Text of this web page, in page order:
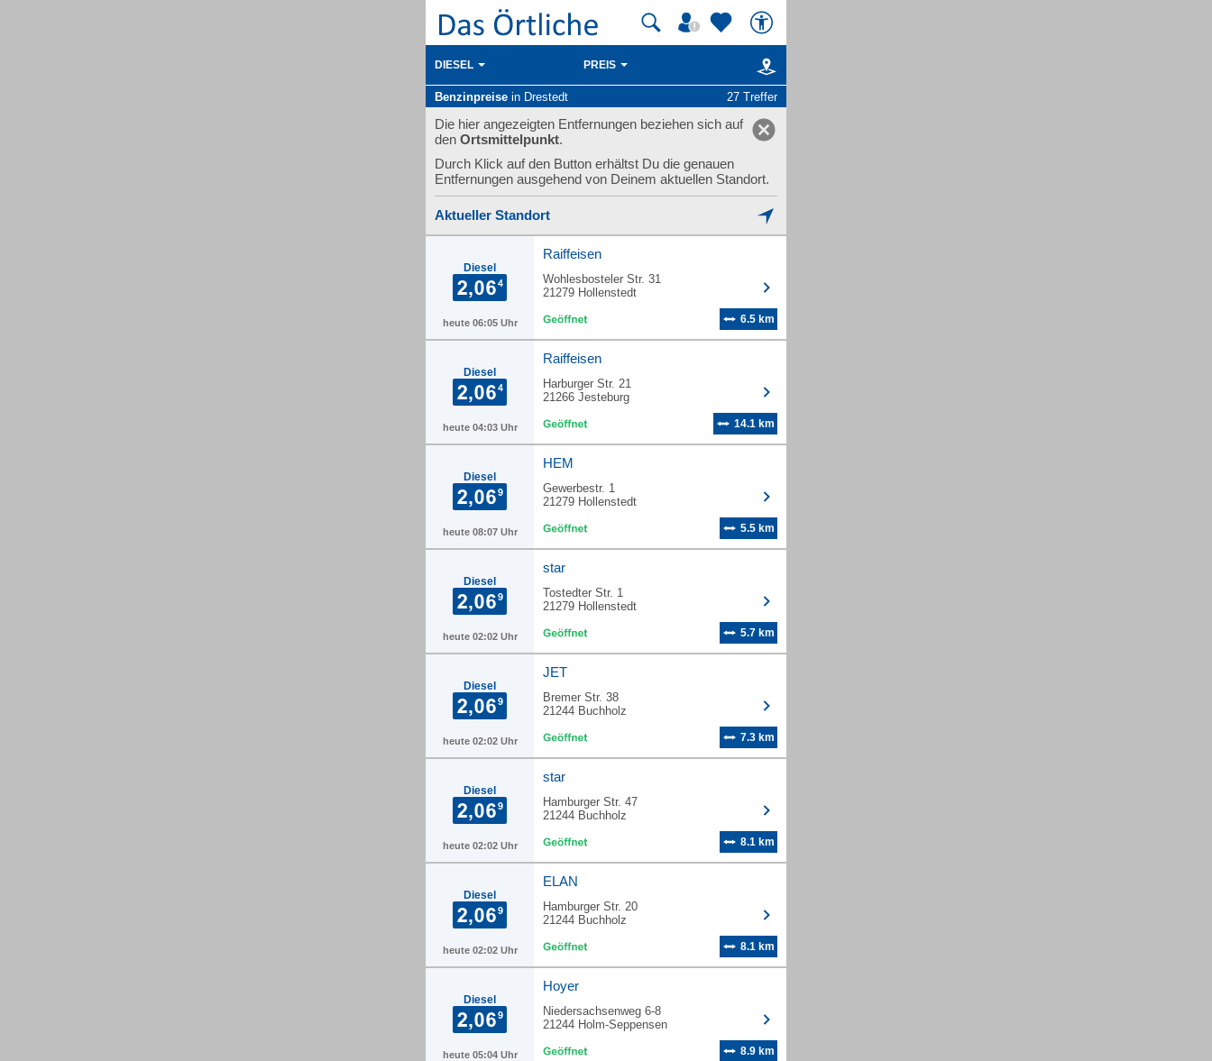
DIESEL PREIS
Benzinpreise in Drestedt 27 Treffer
Die hier angezeigten Entfernungen beziehen sich auf
den Ortsmittelpunkt.
Durch Klick auf den Button erhältst Du die genauen
Entfernungen ausgehend von Deinem aktuellen Standort.
Aktueller Standort
Diesel
heute 06:05 Uhr
Raiffeisen
Wohlesbosteler Str. 31
21279 Hollenstedt
6.5 km
Diesel
heute 04:03 Uhr
Raiffeisen
Harburger Str. 21
21266 Jesteburg
14.1 km
Diesel
heute 08:07 Uhr
HEM
Gewerbestr. 1
21279 Hollenstedt
5.5 km
Diesel
heute 02:02 Uhr
star
Tostedter Str. 1
21279 Hollenstedt
5.7 km
Diesel
heute 02:02 Uhr
JET
Bremer Str. 38
21244 Buchholz
7.3 km
Diesel
heute 02:02 Uhr
star
Hamburger Str. 47
21244 Buchholz
8.1 km
Diesel
heute 02:02 Uhr
ELAN
Hamburger Str. 20
21244 Buchholz
8.1 km
Diesel
heute 05:04 Uhr
Hoyer
Niedersachsenweg 6-8
21244 Holm-Seppensen
8.9 km